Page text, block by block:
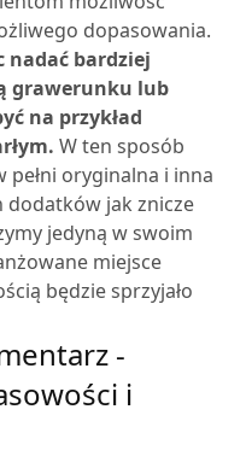
dopasowania.
nadać bardziej
grawerunku lub
na przykład
W ten sposób
pełni oryginalna i inna
dodatków jak znicze
jedyną w swoim
miejsce
będzie sprzyjało
-
i